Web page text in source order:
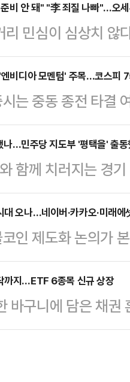
비 안 돼" "李 죄질 나빠"…오
리 민심이 심상치 않
감안하더라도, 이
후보의 TV 토론회
뒤집을 요소라고 판
는 30일 용산구 후
회를 먼저 언급했
는가"라고 물었다
엔비디아 모멘텀' 주목…코스
는 중동 종전 타결
을 전망이다. 증권
주(5월 26~29일)
다.지난 26일 종
삼성전자·SK하이
선까지 돌파했다
며 숨고르기 장세
…민주당 지도부 '평택을' 출
함께 치러지는 경
어민주당 지도부가
보 후원회장이자 당
그 배경을 둘러싼 해
앞둔 30일, 민주당
열었다. 이날 회의
고위원, 한정애 정
했다. …
대 오나…네이버·카카오·미래
인 제도화 논의가
주도권 경쟁이 한층
이 스테이블코인과
운데 국내 역시 올해
망된다.이준호 하나
까지…ETF 6종목 신규 상장
바구니에 담은 채
6종목이 유가